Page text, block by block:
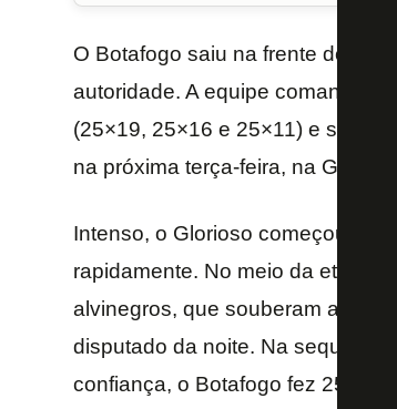
O Botafogo saiu na frente do
autoridade. A equipe
(25×19, 25×16 e 25×11) e se
na próxima terça-feira, na Gávea.
Intenso, o Glorioso começou o
rapidamente. No meio da etapa,
alvinegros, que souberam
disputado da noite. Na
confiança, o Botafogo fez 25 a